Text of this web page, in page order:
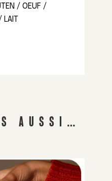
/ OEUF /
LAIT
AUSSI…